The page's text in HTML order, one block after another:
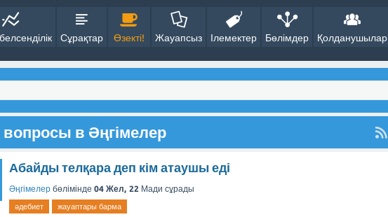
Сұрақтар Өзекті! Жауапсыз Ілемектер Бөлімдер Қолданушылар
в Әңгімелер
Абайды телқара деп кім атаушы еді
Әңгімелер бөлімінде 04 Жел, 22 Мади сұрады
әдебиет жауаптары барма